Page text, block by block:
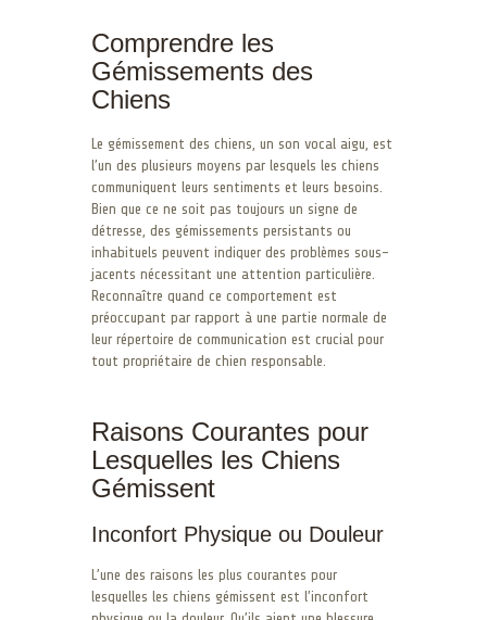
Comprendre les
Gémissements des
Chiens
Le gémissement des chiens, un son vocal aigu, est
l’un des plusieurs moyens par lesquels les chiens
communiquent leurs sentiments et leurs besoins.
Bien que ce ne soit pas toujours un signe de
détresse, des gémissements persistants ou
inhabituels peuvent indiquer des problèmes sous-
jacents nécessitant une attention particulière.
Reconnaître quand ce comportement est
préoccupant par rapport à une partie normale de
leur répertoire de communication est crucial pour
tout propriétaire de chien responsable.
Raisons Courantes pour
Lesquelles les Chiens
Gémissent
Inconfort Physique ou Douleur
L’une des raisons les plus courantes pour
lesquelles les chiens gémissent est l’inconfort